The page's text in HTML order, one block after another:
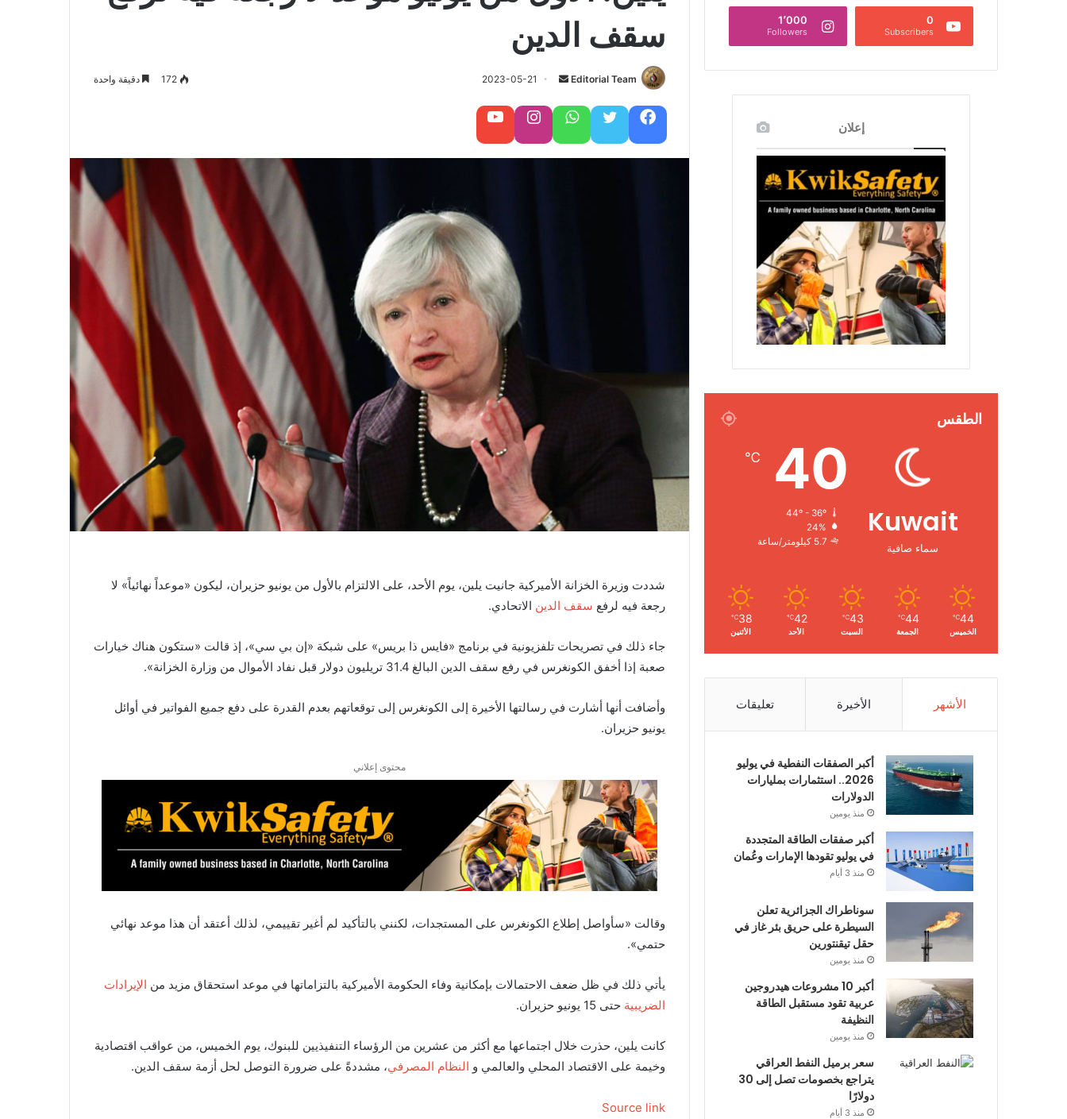
سقف الدين
Editorial Team
س
ل
2023-05-21
172 دقيقة واحدة
فيسبوك تويتر واتساب تابعنا على إنستغرام تابعنا على يوتيوب
شددت وزيرة الخزانة الأميركية جانيت يلين، يوم الأحد، على الالتزام بالأول من يونيو حزيران، ليكون «موعداً نهائياً» لا
رجعة فيه لرفع سقف الدين الاتحادي.
جاء ذلك في تصريحات تلفزيونية في برنامج «فايس ذا بريس» على شبكة «إن بي سي»، إذ قالت «ستكون هناك خيارات
صعبة إذا أخفق الكونغرس في رفع سقف الدين البالغ 31.4 تريليون دولار قبل نفاد الأموال من وزارة الخزانة».
وأضافت أنها أشارت في رسالتها الأخيرة إلى الكونغرس إلى توقعاتهم بعدم القدرة على دفع جميع الفواتير في أوائل
يونيو حزيران.
محتوى إعلاني
وقالت «سأواصل إطلاع الكونغرس على المستجدات، لكنني بالتأكيد لم أغير تقييمي، لذلك أعتقد أن هذا موعد نهائي
حتمي».
يأتي ذلك في ظل ضعف الاحتمالات بإمكانية وفاء الحكومة الأميركية بالتزاماتها في موعد استحقاق مزيد من الإيرادات
الضريبية حتى 15 يونيو حزيران.
كانت يلين، حذرت خلال اجتماعها مع أكثر من عشرين من الرؤساء التنفيذيين للبنوك، يوم الخميس، من عواقب اقتصادية
وخيمة على الاقتصاد المحلي والعالمي و النظام المصرفي، مشددةً على ضرورة التوصل لحل أزمة سقف الدين.
Source link
0
Subscribers
1٬000
Followers
إعلان
الطقس
Kuwait
سماء صافية
40
℃
44º - 36º
24%
5.7 كيلومتر/ساعة
44
℃
الخميس
44
℃
الجمعة
43
℃
السبت
42
℃
الأحد
38
℃
الأثنين
الأشهر الأخيرة تعليقات
أكبر الصفقات النفطية في يوليو
2026.. استثمارات بمليارات
الدولارات
منذ يومين
أكبر صفقات الطاقة المتجددة
في يوليو تقودها الإمارات وعُمان
منذ 3 أيام
سوناطراك الجزائرية تعلن
السيطرة على حريق بئر غاز في
حقل تيقنتورين
منذ يومين
أكبر 10 مشروعات هيدروجين
عربية تقود مستقبل الطاقة
النظيفة
منذ يومين
سعر برميل النفط العراقي
يتراجع بخصومات تصل إلى 30
دولارًا
منذ 3 أيام